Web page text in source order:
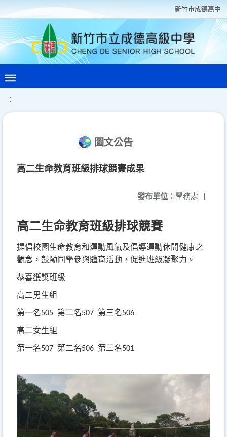
新竹巿成德高中
:::
圖文公告
高二生命教育班級排球競賽成果
發布單位： 學務處 |
高二生命教育班級排球競賽
提倡校園生命教育和運動風氣及倡導運動休閒健康之
觀念，鼓勵同學參與體育活動，促進班級凝聚力 。
恭喜獲獎班級
高二男生組
第一名505 第二名507 第三名506
高二女生組
第一名507 第二名506 第三名501